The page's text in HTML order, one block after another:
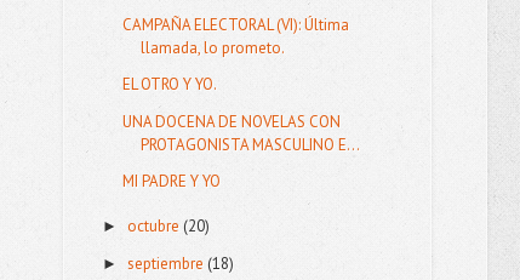
CAMPAÑA ELECTORAL (VI): Última
llamada, lo prometo.
EL OTRO Y YO.
UNA DOCENA DE NOVELAS CON
PROTAGONISTA MASCULINO E...
MI PADRE Y YO
►octubre (20)
► septiembre(18)